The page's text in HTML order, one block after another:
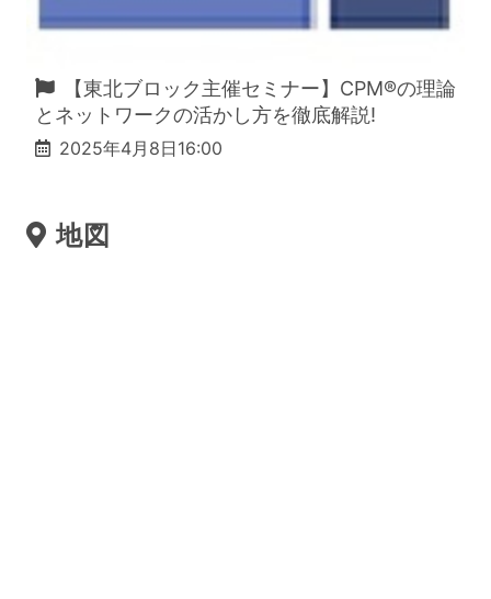
【東北ブロック主催セミナー】CPM®の理論
とネットワークの活かし方を徹底解説!
2025年4月8日16:00
地図